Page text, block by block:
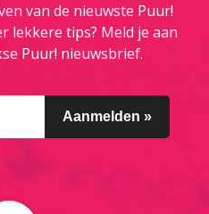
van de nieuwste Puur!
lekkere tips? Meld je aan
Puur! nieuwsbrief.